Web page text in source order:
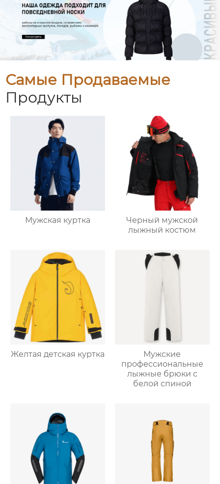
Самые Продаваемые
Продукты
Мужская куртка
Черный мужской
лыжный костюм
Желтая детская куртка
Мужские
профессиональные
лыжные брюки с
белой спиной